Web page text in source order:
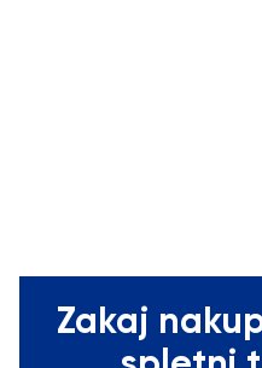
Zakaj